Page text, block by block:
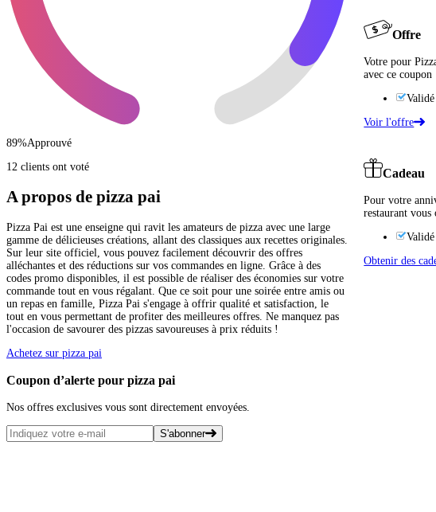
Offre
Votre pour
avec ce coupon
Validé
Voir l'offre
Cadeau
Pour votre
restaurant
Validé
Obtenir des
89%Approuvé
12 clients ont voté
A propos de pizza pai
Pizza Pai est une enseigne qui ravit les amateurs de pizza avec une large
gamme de délicieuses créations, allant des classiques aux recettes originales.
Sur leur site officiel, vous pouvez facilement découvrir des offres
alléchantes et des réductions sur vos commandes en ligne. Grâce à des
codes promo disponibles, il est possible de réaliser des économies sur votre
commande tout en vous régalant. Que ce soit pour une soirée entre amis ou
un repas en famille, Pizza Pai s'engage à offrir qualité et satisfaction, le
tout en vous permettant de profiter des meilleures offres. Ne manquez pas
l'occasion de savourer des pizzas savoureuses à prix réduits !
Achetez sur pizza pai
Coupon d’alerte pour pizza pai
Nos offres exclusives vous sont directement envoyées.
S'abonner